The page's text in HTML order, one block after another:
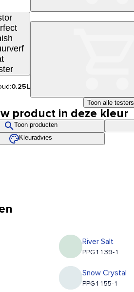
0.25L
Toon alle testers
product in deze kleur
Toon producten
Kleuradvies
River Salt
PPG1139-1
Snow Crystal
PPG1155-1